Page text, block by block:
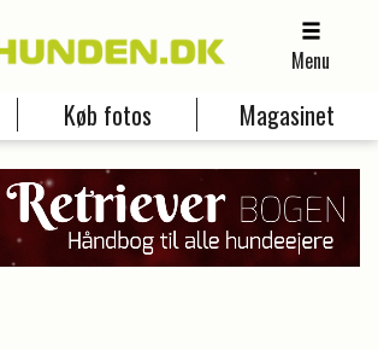
Menu
Køb fotos Magasinet